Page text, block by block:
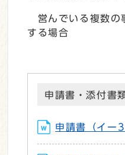
営んでいる複数の
する場合
申請書・添付書
申請書（イー3